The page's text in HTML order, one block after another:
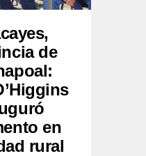
de
en
rural